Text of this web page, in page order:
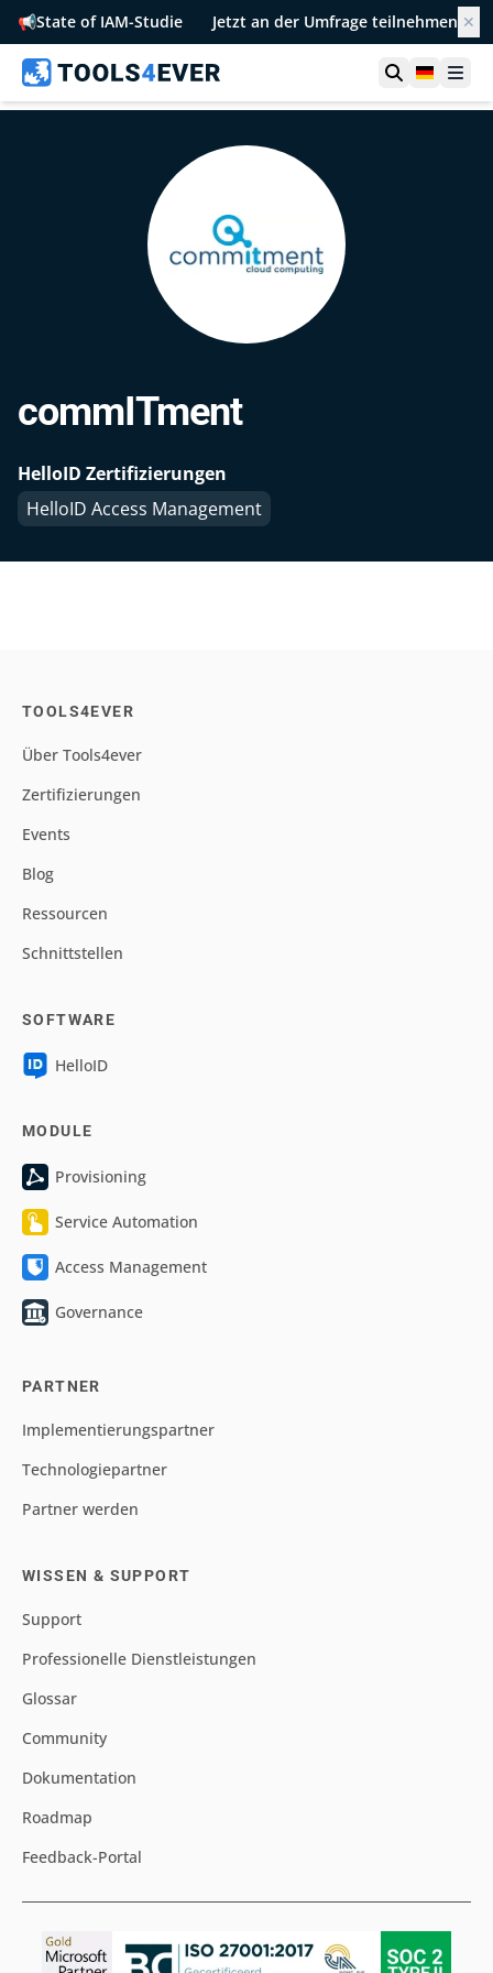
📢State of IAM-Studie Jetzt an der Umfrage teilnehmen ✕
Suche
commITment
HelloID Zertifizierungen
HelloID Access Management
TOOLS4EVER
Über Tools4ever
Zertifizierungen
Events
Blog
Ressourcen
Schnittstellen
SOFTWARE
HelloID
MODULE
Provisioning
Service Automation
Access Management
Governance
PARTNER
Implementierungspartner
Technologiepartner
Partner werden
WISSEN & SUPPORT
Support
Professionelle Dienstleistungen
Glossar
Community
Dokumentation
Roadmap
Feedback-Portal